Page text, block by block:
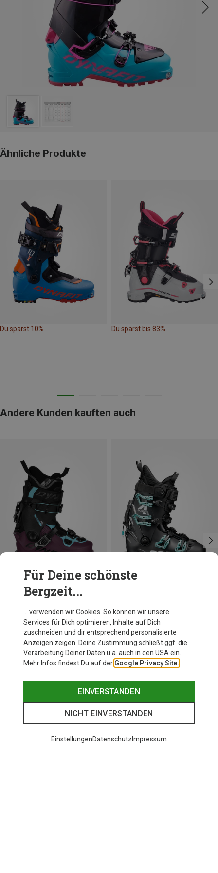
Ähnliche Produkte
Du sparst 10% Du sparst bis 83%
Andere Kunden kauften auch
Damen Radical Pro Tourenskischuhe
CHF 813.80
Scarpa
CHF 675.20
Für Deine schönste
Bergzeit...
… verwenden wir Cookies. So können wir unsere
Services für Dich optimieren, Inhalte auf Dich
zuschneiden und dir entsprechend personalisierte
Anzeigen zeigen. Deine Zustimmung schließt ggf. die
Verarbeitung Deiner Daten u.a. auch in den USA ein.
Mehr Infos findest Du auf der Google Privacy Site.
EINVERSTANDEN
NICHT EINVERSTANDEN
EinstellungenDatenschutz Impressum